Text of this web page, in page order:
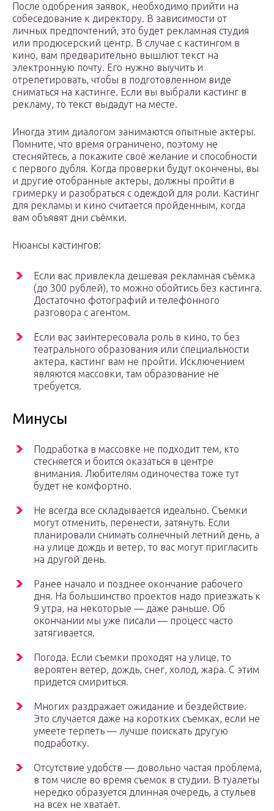
После одобрения заявок, необходимо прийти на
собеседование к директору. В зависимости от
личных предпочтений, это будет рекламная студия
или продюсерский центр. В случае с кастингом в
кино, вам предварительно вышлют текст на
электронную почту. Его нужно выучить и
отрепетировать, чтобы в подготовленном виде
сниматься на кастинге. Если вы выбрали кастинг в
рекламу, то текст выдадут на месте.
Иногда этим диалогом занимаются опытные актеры.
Помните, что время ограничено, поэтому не
стесняйтесь, а покажите своё желание и способности
с первого дубля. Когда проверки будут окончены, вы
и другие отобранные актеры, должны пройти в
гримерку и разобраться с одеждой для роли. Кастинг
для рекламы и кино считается пройденным, когда
вам объявят дни съёмки.
Нюансы кастингов:
Если вас привлекла дешевая рекламная съёмка
(до 300 рублей), то можно обойтись без кастинга.
Достаточно фотографий и телефонного
разговора с агентом.
Если вас заинтересовала роль в кино, то без
театрального образования или специальности
актера, кастинг вам не пройти. Исключением
являются массовки, там образование не
требуется.
Минусы
Подработка в массовке не подходит тем, кто
стесняется и боится оказаться в центре
внимания. Любителям одиночества тоже тут
будет не комфортно.
Не всегда все складывается идеально. Съемки
могут отменить, перенести, затянуть. Если
планировали снимать солнечный летний день, а
на улице дождь и ветер, то вас могут пригласить
на другой день.
Ранее начало и позднее окончание рабочего
дня. На большинство проектов надо приезжать к
9 утра, на некоторые — даже раньше. Об
окончании мы уже писали — процесс часто
затягивается.
Погода. Если съемки проходят на улице, то
вероятен ветер, дождь, снег, холод, жара. С этим
придется смириться.
Многих раздражает ожидание и бездействие.
Это случается даже на коротких съемках, если не
умеете терпеть — лучше поискать другую
подработку.
Отсутствие удобств — довольно частая проблема,
в том числе во время съемок в студии. В туалеты
нередко образуется длинная очередь, а стульев
на всех не хватает.